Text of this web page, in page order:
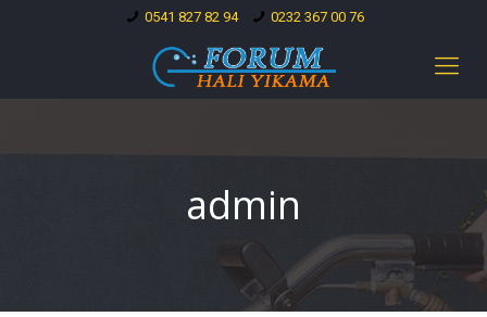
0541 827 82 94 0232 367 00 76
admin